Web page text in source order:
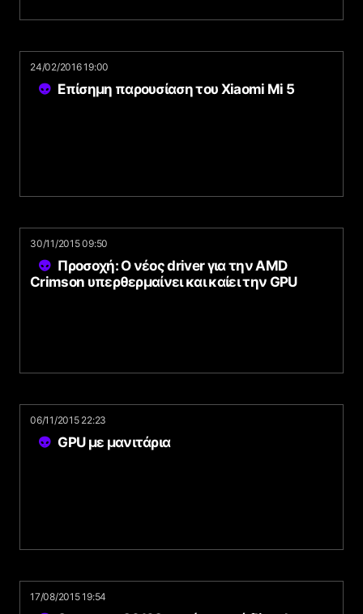
24/02/2016 19:00
Επίσημη παρουσίαση του Xiaomi Mi 5
30/11/2015 09:50
Προσοχή: Ο νέος driver για την AMD
Crimson υπερθερμαίνει και καίει την GPU
06/11/2015 22:23
GPU με μανιτάρια
17/08/2015 19:54